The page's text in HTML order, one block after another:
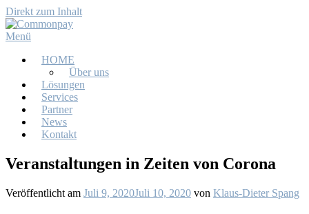
Direkt zum Inhalt
Menü
HOME
Über uns
Lösungen
Services
Partner
News
Kontakt
Veranstaltungen in Zeiten von Corona
Veröffentlicht am Juli 9, 2020Juli 10, 2020 von Klaus-Dieter Spang